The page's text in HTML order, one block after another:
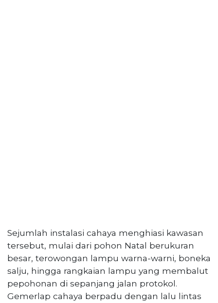
Sejumlah instalasi cahaya menghiasi kawasan
tersebut, mulai dari pohon Natal berukuran
besar, terowongan lampu warna-warni, boneka
salju, hingga rangkaian lampu yang membalut
pepohonan di sepanjang jalan protokol.
Gemerlap cahaya berpadu dengan lalu lintas